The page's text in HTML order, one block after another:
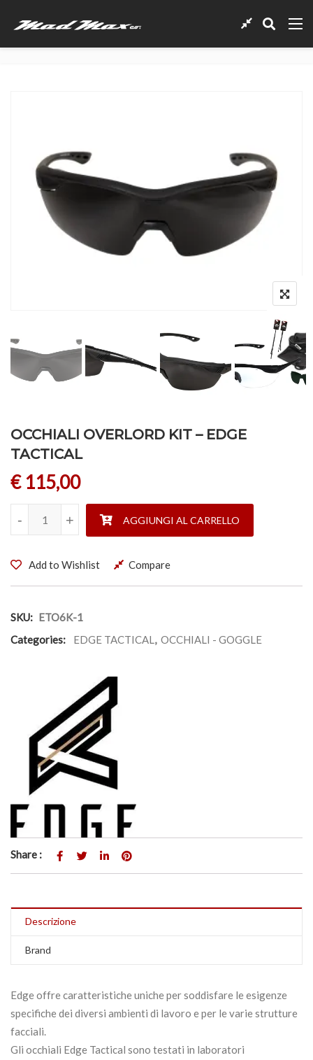
OCCHIALI OVERLORD KIT – EDGE
TACTICAL
€115,00
OCCHIALI OVERLORD KIT - EDGE TACTICAL quantità
+
- +
- AGGIUNGI AL CARRELLO
Add to Wishlist Compare
SKU: ETO6K-1
Categories:
EDGE TACTICAL, OCCHIALI - GOGGLE
Share :
Descrizione
Brand
Edge offre caratteristiche uniche per soddisfare le esigenze
specifiche dei diversi ambienti di lavoro e per le varie strutture
facciali.
Gli occhiali Edge Tactical sono testati in laboratori